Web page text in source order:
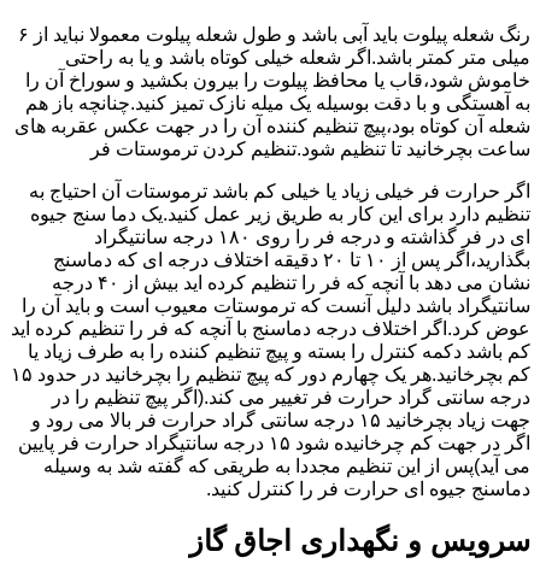
رنگ شعله پیلوت باید آبی باشد و طول شعله پیلوت معمولا نباید از ۶
میلی متر کمتر باشد.اگر شعله خیلی کوتاه باشد و یا به راحتی
خاموش شود،قاب یا محافظ پیلوت را بیرون بکشید و سوراخ آن را
به آهستگی و با دقت بوسیله یک میله نازک تمیز کنید.چنانچه باز هم
شعله آن کوتاه بود،پیچ تنظیم کننده آن را در جهت عکس عقربه های
ساعت بچرخانید تا تنظیم شود.تنظیم کردن ترموستات فر
اگر حرارت فر خیلی زیاد یا خیلی کم باشد ترموستات آن احتیاج به
تنظیم دارد برای این کار به طریق زیر عمل کنید.یک دما سنج جیوه
ای در فر گذاشته و درجه فر را روی ۱۸۰ درجه سانتیگراد
بگذارید،اگر پس از ۱۰ تا ۲۰ دقیقه اختلاف درجه ای که دماسنج
نشان می دهد با آنچه که فر را تنظیم کرده اید بیش از ۴۰ درجه
سانتیگراد باشد دلیل آنست که ترموستات معیوب است و باید آن را
عوض کرد.اگر اختلاف درجه دماسنج با آنچه که فر را تنظیم کرده اید
کم باشد دکمه کنترل را بسته و پیچ تنظیم کننده را به طرف زیاد یا
کم بچرخانید.هر یک چهارم دور که پیچ تنظیم را بچرخانید در حدود ۱۵
درجه سانتی گراد حرارت فر تغییر می کند.(اگر پیچ تنظیم را در
جهت زیاد بچرخانید ۱۵ درجه سانتی گراد حرارت فر بالا می رود و
اگر در جهت کم چرخانیده شود ۱۵ درجه سانتیگراد حرارت فر پایین
می آید)پس از این تنظیم مجددا به طریقی که گفته شد به وسیله
دماسنج جیوه ای حرارت فر را کنترل کنید.
سرویس و نگهداری اجاق گاز